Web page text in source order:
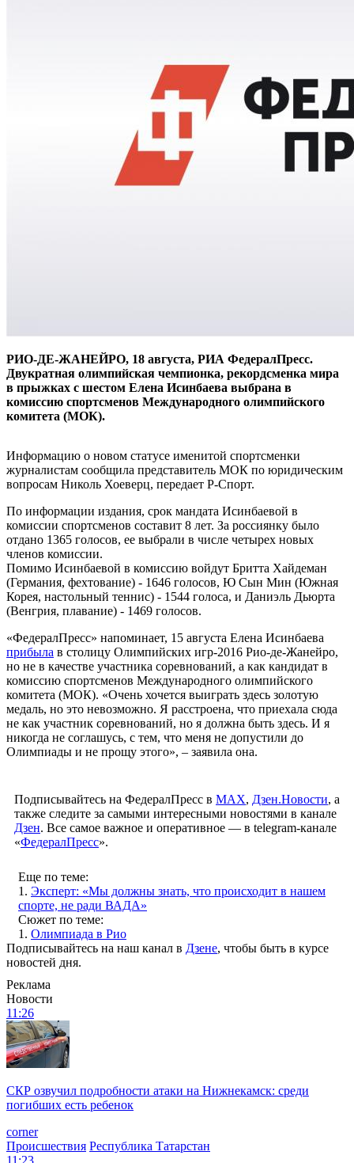
РИО-ДЕ-ЖАНЕЙРО, 18 августа, РИА ФедералПресс.
Двукратная олимпийская чемпионка, рекордсменка мира
в прыжках с шестом Елена Исинбаева выбрана в
комиссию спортсменов Международного олимпийского
комитета (МОК).
Информацию о новом статусе именитой спортсменки
журналистам сообщила представитель МОК по юридическим
вопросам Николь Хоеверц, передает Р-Спорт.
По информации издания, срок мандата Исинбаевой в
комиссии спортсменов составит 8 лет. За россиянку было
отдано 1365 голосов, ее выбрали в числе четырех новых
членов комиссии.
Помимо Исинбаевой в комиссию войдут Бритта Хайдеман
(Германия, фехтование) - 1646 голосов, Ю Сын Мин (Южная
Корея, настольный теннис) - 1544 голоса, и Даниэль Дьюрта
(Венгрия, плавание) - 1469 голосов.
«ФедералПресс» напоминает, 15 августа Елена Исинбаева
прибыла в столицу Олимпийских игр-2016 Рио-де-Жанейро,
но не в качестве участника соревнований, а как кандидат в
комиссию спортсменов Международного олимпийского
комитета (МОК). «Очень хочется выиграть здесь золотую
медаль, но это невозможно. Я расстроена, что приехала сюда
не как участник соревнований, но я должна быть здесь. И я
никогда не соглашусь, с тем, что меня не допустили до
Олимпиады и не прощу этого», – заявила она.
Подписывайтесь на ФедералПресс в МАХ, Дзен.Новости, а
также следите за самыми интересными новостями в канале
Дзен. Все самое важное и оперативное — в telegram-канале
«ФедералПресс».
Еще по теме:
1. Эксперт: «Мы должны знать, что происходит в нашем
спорте, не ради ВАДА»
Сюжет по теме:
1. Олимпиада в Рио
Подписывайтесь на наш канал в Дзене, чтобы быть в курсе
новостей дня.
Реклама
Новости
11:26
СКР озвучил подробности атаки на Нижнекамск: среди
погибших есть ребенок
corner
Происшествия Республика Татарстан
11:23